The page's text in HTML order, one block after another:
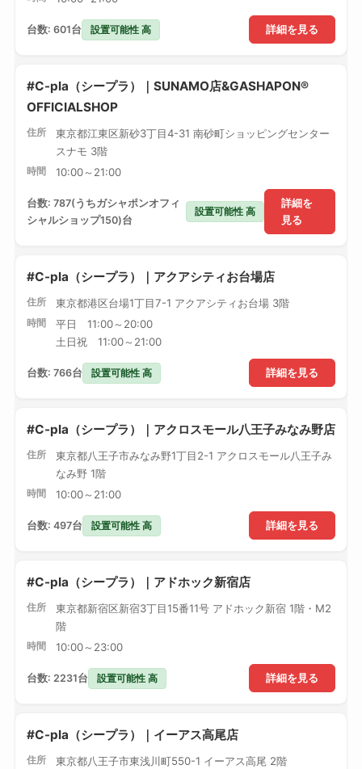
詳細を見る
台数: 601台 設置可能性 高
#C-pla（シープラ）｜SUNAMO店&GASHAPON®
OFFICIALSHOP
住所
東京都江東区新砂3丁目4-31 南砂町ショッピングセンター
スナモ 3階
時間 10:00～21:00
詳細を
見る
台数: 787(うちガシャポンオフィ
シャルショップ150)台
設置可能性 高
#C-pla（シープラ）｜アクアシティお台場店
住所 東京都港区台場1丁目7-1 アクアシティお台場 3階
時間
平日 11:00～20:00
土日祝 11:00～21:00
詳細を見る
台数: 766台 設置可能性 高
#C-pla（シープラ）｜アクロスモール八王子みなみ野店
住所
東京都八王子市みなみ野1丁目2-1 アクロスモール八王子み
なみ野 1階
時間 10:00～21:00
詳細を見る
台数: 497台 設置可能性 高
#C-pla（シープラ）｜アドホック新宿店
住所
東京都新宿区新宿3丁目15番11号 アドホック新宿 1階・M2
階
時間 10:00～23:00
詳細を見る
台数: 2231台 設置可能性 高
#C-pla（シープラ）｜イーアス高尾店
住所 東京都八王子市東浅川町550-1 イーアス高尾 2階